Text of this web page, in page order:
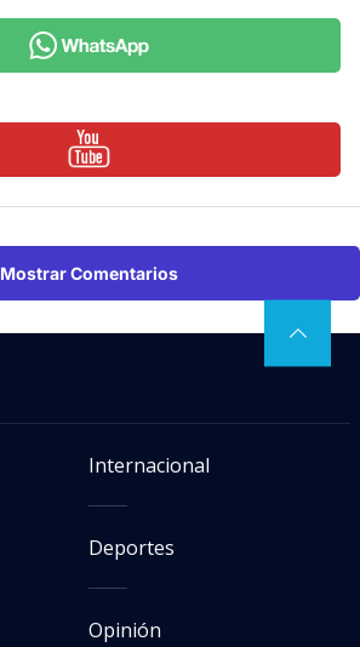
Mostrar Comentarios
Internacional
Deportes
Opinión